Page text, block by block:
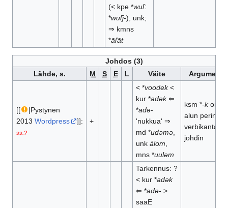
(< kpe *wuľ:
*wuľj-), unk;
⇒ kmns
*āľāt
Johdos (3)
Lähde, s.
M S E L Väite Argumentit
[[
|Pystynen
2013 Wordpress ]]:
ss.?
+
< *voodek<
kur *adək⇐
*adə-
'nukkua' ⇒
md *udəmə,
unk álom
mns *uuləm
ksm *-kon
alun perin
johdin
Tarkennus: ?
< kur *adək
⇐ *adə- >
saaE